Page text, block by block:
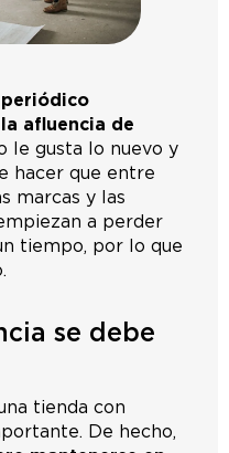
afluencia de
le gusta lo nuevo y
hacer que entre
marcas y las
a perder
tiempo, por lo que
se debe
tienda con
De hecho,